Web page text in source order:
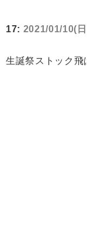
17: 2021/01/10(
生誕祭ストック飛